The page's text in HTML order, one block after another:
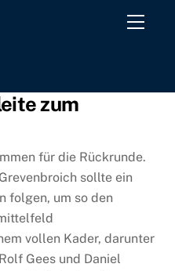
Menu
zum
für die Rückrunde.
sollte ein
folgen, um so den
vollen Kader, darunter
Gees und Daniel